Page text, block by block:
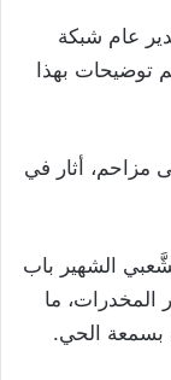
عام شبكة
توضيحات بهذا
مزاحم، أثار في
الشهير باب
المخدرات، ما
بسمعة الحي.